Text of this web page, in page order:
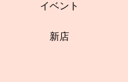
イベント
新店